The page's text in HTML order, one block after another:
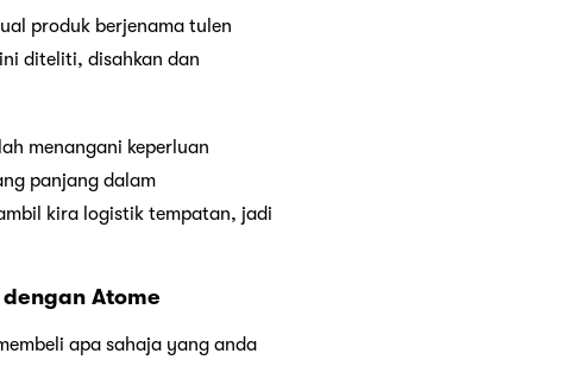
produk berjenama tulen
diteliti, disahkan dan
menangani keperluan
panjang dalam
kira logistik tempatan, jadi
Atome
apa sahaja yang anda